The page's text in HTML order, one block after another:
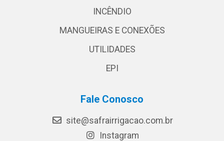
INCÊNDIO
MANGUEIRAS E CONEXÕES
UTILIDADES
EPI
Fale Conosco
site@safrairrigacao.com.br
Instagram